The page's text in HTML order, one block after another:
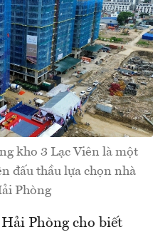
kho 3 Lạc Viên là một
đấu thầu lựa chọn nhà
Phòng
Phòng cho biết